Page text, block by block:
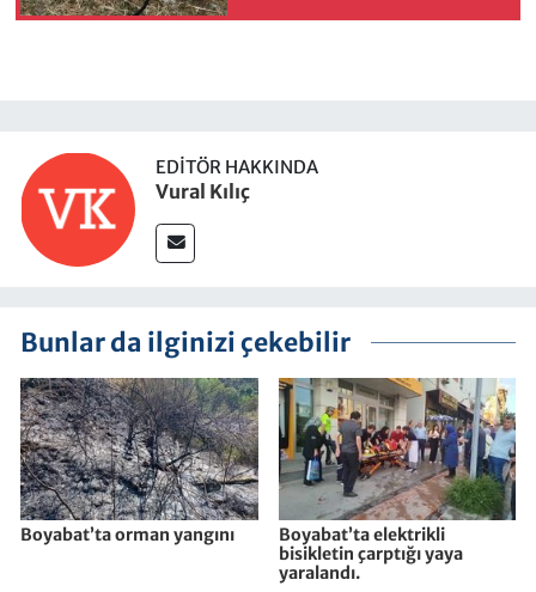
EDITÖR HAKKINDA
Vural Kılıç
Bunlar da ilginizi çekebilir
Boyabat’ta orman yangını
Boyabat’ta elektrikli
bisikletin çarptığı yaya
yaralandı.